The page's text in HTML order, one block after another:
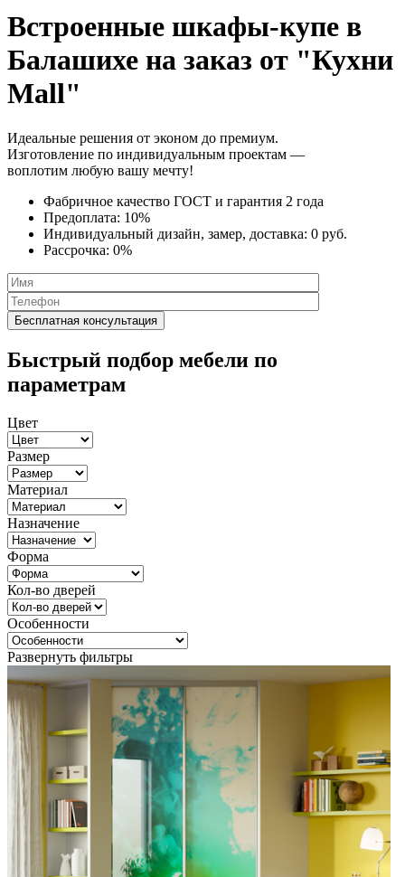
Встроенные шкафы-купе в
Балашихе на заказ от "Кухни
Mall"
Идеальные решения от эконом до премиум.
Изготовление по индивидуальным проектам —
воплотим любую вашу мечту!
Фабричное качество ГОСТ и гарантия 2 года
Предоплата: 10%
Индивидуальный дизайн, замер, доставка: 0 руб.
Рассрочка: 0%
Быстрый подбор мебели по
параметрам
Цвет
Размер
Материал
Назначение
Форма
Кол-во дверей
Особенности
Развернуть фильтры